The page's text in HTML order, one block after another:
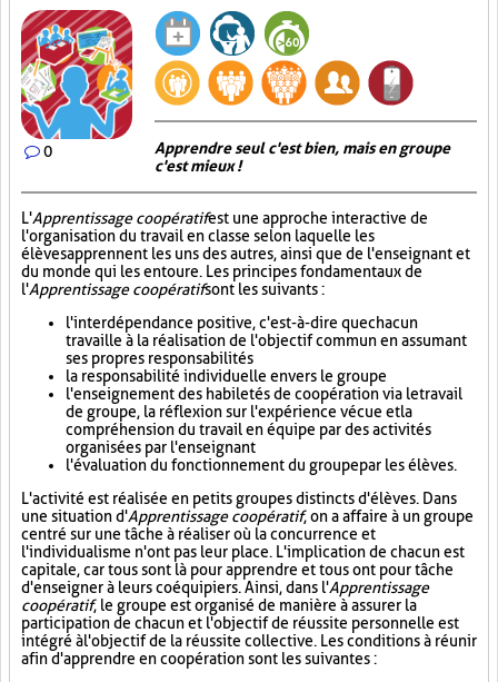
0
Apprendre seul c'est bien, mais en groupe
c'est mieux !
L'Apprentissage coopératifest une approche interactive de
l'organisation du travail en classe selon laquelle les
élèves apprennent les uns des autres, ainsi que de l'enseignant et
du monde qui les entoure. Les principes fondamentaux de
l'Apprentissage coopératifsont les suivants :
l'interdépendance positive, c'est-à-dire que chacun
travaille à la réalisation de l'objectif commun en assumant
ses propres responsabilités
la responsabilité individuelle envers le groupe
l'enseignement des habiletés de coopération via le travail
de groupe, la réflexion sur l'expérience vécue et la
compréhension du travail en équipe par des activités
organisées par l'enseignant
l'évaluation du fonctionnement du groupe par les élèves.
L'activité est réalisée en petits groupes distincts d'élèves. Dans
une situation d'Apprentissage coopératif, on a affaire à un groupe
centré sur une tâche à réaliser où la concurrence et
l'individualisme n'ont pas leur place. L'implication de chacun est
capitale, car tous sont là pour apprendre et tous ont pour tâche
d'enseigner à leurs coéquipiers. Ainsi, dans l'Apprentissage
coopératif, le groupe est organisé de manière à assurer la
participation de chacun et l'objectif de réussite personnelle est
intégré à l'objectif de la réussite collective. Les conditions à réunir
afin d'apprendre en coopération sont les suivantes :